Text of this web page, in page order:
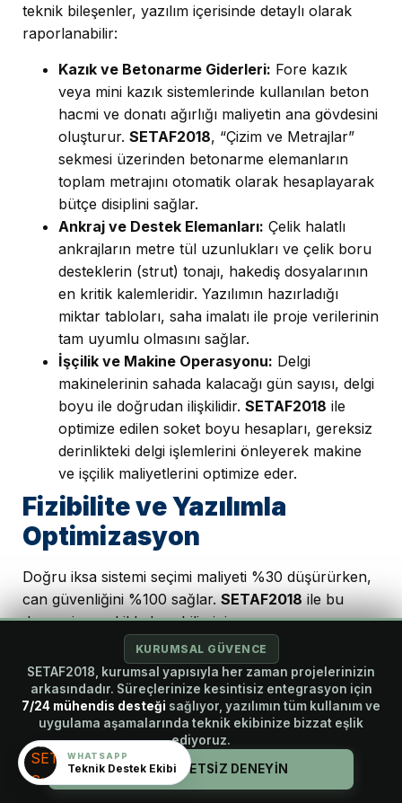
teknik bileşenler, yazılım içerisinde detaylı olarak
raporlanabilir:
Kazık ve Betonarme Giderleri: Fore kazık
veya mini kazık sistemlerinde kullanılan beton
hacmi ve donatı ağırlığı maliyetin ana gövdesini
oluşturur. SETAF2018, “Çizim ve Metrajlar”
sekmesi üzerinden betonarme elemanların
toplam metrajını otomatik olarak hesaplayarak
bütçe disiplini sağlar.
Ankraj ve Destek Elemanları: Çelik halatlı
ankrajların metre tül uzunlukları ve çelik boru
desteklerin (strut) tonajı, hakediş dosyalarının
en kritik kalemleridir. Yazılımın hazırladığı
miktar tabloları, saha imalatı ile proje verilerinin
tam uyumlu olmasını sağlar.
İşçilik ve Makine Operasyonu: Delgi
makinelerinin sahada kalacağı gün sayısı, delgi
boyu ile doğrudan ilişkilidir. SETAF2018 ile
optimize edilen soket boyu hesapları, gereksiz
derinlikteki delgi işlemlerini önleyerek makine
ve işçilik maliyetlerini optimize eder.
Fizibilite ve Yazılımla
Optimizasyon
Doğru iksa sistemi seçimi maliyeti %30 düşürürken,
can güvenliğini %100 sağlar.SETAF2018ile bu
dengeyi şu şekilde kurabilirsiniz:
Senaryo Analizi:Farklı ankraj aralıkları veya
kazık çapları için “İnşaat Aşamaları”
modülünde hızlıca simülasyonlar yaparak
teknik açıdan en güvenli ve ekonomik açıdan
en uygun kesiti belirleyebilirsiniz.
Hatalı İmalatın Önlenmesi:Yazılımın sunduğu
“Tüm Yapıyı Kontrol Et” fonksiyonu, tasarım
KURUMSAL GÜVENCE
SETAF2018, kurumsal yapısıyla her zaman projelerinizin
arkasındadır. Süreçlerinize kesintisiz entegrasyon için
7/24 mühendis desteği sağlıyor, yazılımın tüm kullanım ve
uygulama aşamalarında teknik ekibinize bizzat eşlik
ediyoruz.
HEMEN ÜCRETSİZ DENEYİN
WHATSAPP
Teknik Destek Ekibi